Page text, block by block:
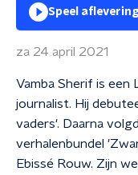
Speel
za 24 april 2021
Vamba Sherif is een
journalist. Hij
vaders'. Daarna
verhalenbundel
Ebissé Rouw. Zijn